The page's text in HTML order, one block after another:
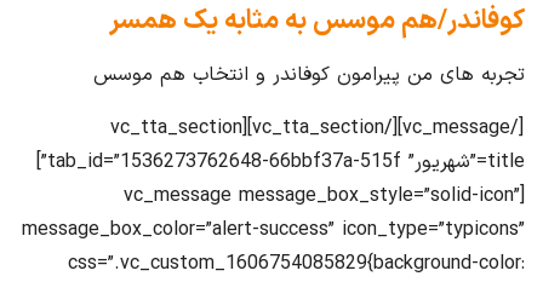
کوفاندر/هم موسس به مثابه یک همسر
تجربه های من پیرامون کوفاندر و انتخاب هم موسس
[/vc_message][/vc_tta_section][vc_tta_section
title=”شهریور” tab_id=”1536273762648-66bbf37a-515f”]
[vc_message message_box_style=”solid-icon”
message_box_color=”alert-success” icon_type=”typicons”
css=”.vc_custom_1606754085829{background-color: